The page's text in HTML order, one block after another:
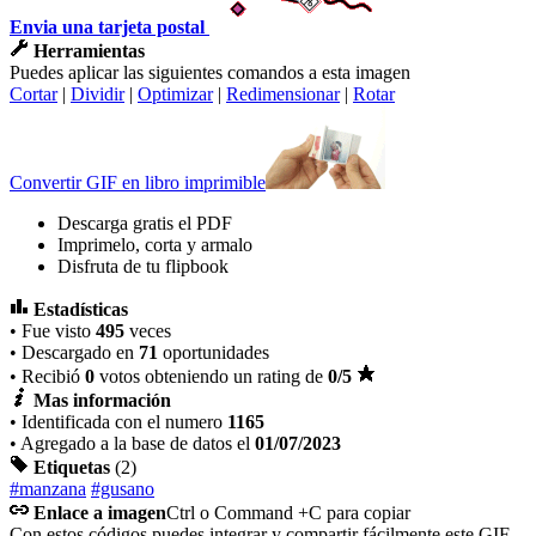
Envia una tarjeta postal
Herramientas
Puedes aplicar las siguientes comandos a esta imagen
Cortar| Dividir| Optimizar| Redimensionar| Rotar
Convertir GIF en libro imprimible
Descarga gratis el PDF
Imprimelo, corta y armalo
Disfruta de tu flipbook
Estadísticas
• Fue visto 495 veces
• Descargado en 71 oportunidades
• Recibió 0 votos obteniendo un rating de 0/5
Mas información
• Identificada con el numero 1165
• Agregado a la base de datos el 01/07/2023
Etiquetas (2)
#manzana #gusano
Enlace a imagenCtrl o Command +C para copiar